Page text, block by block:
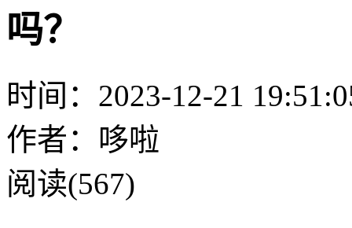
吗？
时间：2023-12-21
作者：哆啦
阅读(567)